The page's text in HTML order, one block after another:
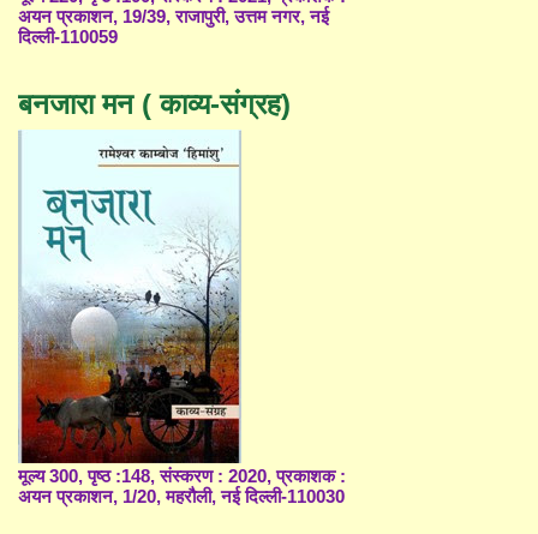
अयन प्रकाशन, 19/39, राजापुरी, उत्तम नगर, नई
दिल्ली-110059
बनजारा मन ( काव्य-संग्रह)
मूल्य 300, पृष्ठ :148, संस्करण : 2020, प्रकाशक :
अयन प्रकाशन, 1/20, महरौली, नई दिल्ली-110030